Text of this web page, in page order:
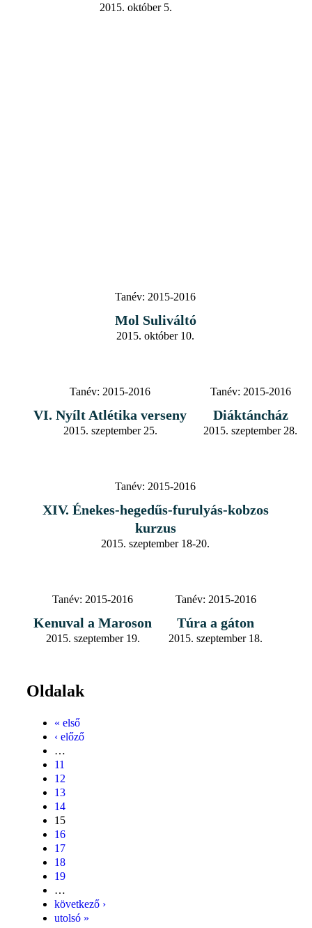
2015. október 5.
Tanév: 2015-2016
Mol Suliváltó
2015. október 10.
Tanév: 2015-2016
VI. Nyílt Atlétika verseny
2015. szeptember 25.
Tanév: 2015-2016
Diáktáncház
2015. szeptember 28.
Tanév: 2015-2016
XIV. Énekes-hegedűs-furulyás-kobzos
kurzus
2015. szeptember 18-20.
Tanév: 2015-2016
Kenuval a Maroson
2015. szeptember 19.
Tanév: 2015-2016
Túra a gáton
2015. szeptember 18.
Oldalak
« első
‹ előző
…
11
12
13
14
15
16
17
18
19
…
következő ›
utolsó »